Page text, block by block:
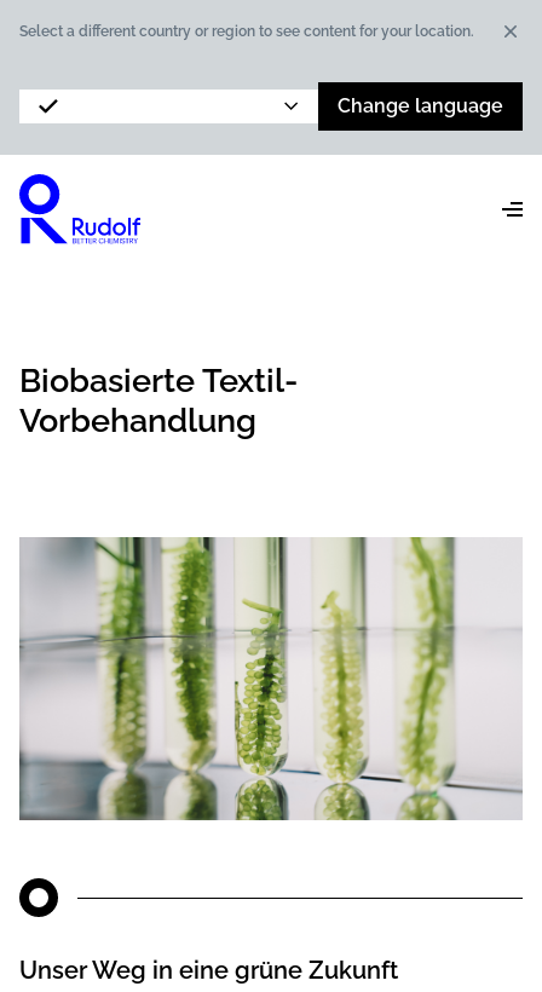
Select a different country or region to see content for your location.
Change language
Biobasierte Textil-
Vorbehandlung
Unser Weg in eine grüne Zukunft